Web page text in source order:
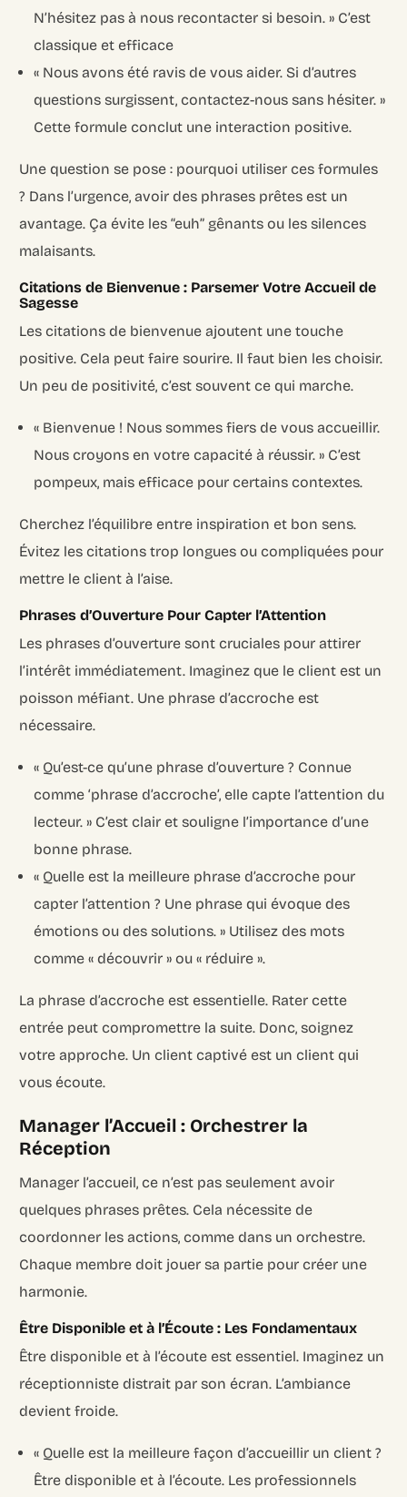
N’hésitez pas à nous recontacter si besoin. » C’est
classique et efficace
« Nous avons été ravis de vous aider. Si d’autres
questions surgissent, contactez-nous sans hésiter. »
Cette formule conclut une interaction positive.
Une question se pose : pourquoi utiliser ces formules
? Dans l’urgence, avoir des phrases prêtes est un
avantage. Ça évite les “euh” gênants ou les silences
malaisants.
Citations de Bienvenue : Parsemer Votre Accueil de
Sagesse
Les citations de bienvenue ajoutent une touche
positive. Cela peut faire sourire. Il faut bien les choisir.
Un peu de positivité, c’est souvent ce qui marche.
« Bienvenue ! Nous sommes fiers de vous accueillir.
Nous croyons en votre capacité à réussir. » C’est
pompeux, mais efficace pour certains contextes.
Cherchez l’équilibre entre inspiration et bon sens.
Évitez les citations trop longues ou compliquées pour
mettre le client à l’aise.
Phrases d’Ouverture Pour Capter l’Attention
Les phrases d’ouverture sont cruciales pour attirer
l’intérêt immédiatement. Imaginez que le client est un
poisson méfiant. Une phrase d’accroche est
nécessaire.
« Qu’est-ce qu’une phrase d’ouverture ? Connue
comme ‘phrase d’accroche’, elle capte l’attention du
lecteur. » C’est clair et souligne l’importance d’une
bonne phrase.
« Quelle est la meilleure phrase d’accroche pour
capter l’attention ? Une phrase qui évoque des
émotions ou des solutions. » Utilisez des mots
comme « découvrir » ou « réduire ».
La phrase d’accroche est essentielle. Rater cette
entrée peut compromettre la suite. Donc, soignez
votre approche. Un client captivé est un client qui
vous écoute.
Manager l’Accueil : Orchestrer la
Réception
Manager l’accueil, ce n’est pas seulement avoir
quelques phrases prêtes. Cela nécessite de
coordonner les actions, comme dans un orchestre.
Chaque membre doit jouer sa partie pour créer une
harmonie.
Être Disponible et à l’Écoute : Les Fondamentaux
Être disponible et à l’écoute est essentiel. Imaginez un
réceptionniste distrait par son écran. L’ambiance
devient froide.
« Quelle est la meilleure façon d’accueillir un client ?
Être disponible et à l’écoute. Les professionnels